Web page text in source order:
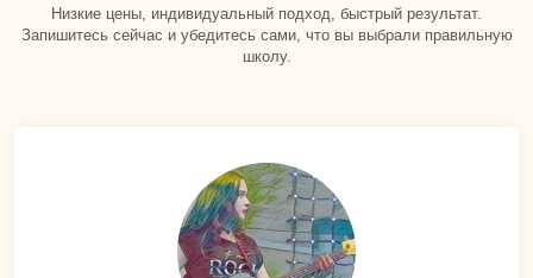
Низкие цены, индивидуальный подход, быстрый результат.
Запишитесь сейчас и убедитесь сами, что вы выбрали правильную
школу.